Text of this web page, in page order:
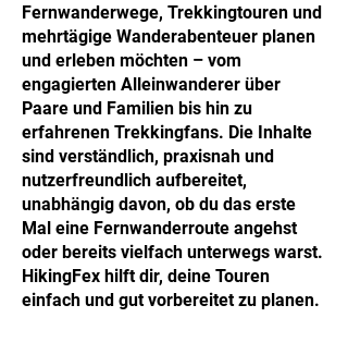
Fernwanderwege, Trekkingtouren und
mehrtägige Wanderabenteuer planen
und erleben möchten – vom
engagierten Alleinwanderer über
Paare und Familien bis hin zu
erfahrenen Trekkingfans. Die Inhalte
sind verständlich, praxisnah und
nutzerfreundlich aufbereitet,
unabhängig davon, ob du das erste
Mal eine Fernwanderroute angehst
oder bereits vielfach unterwegs warst.
HikingFex hilft dir, deine Touren
einfach und gut vorbereitet zu planen.